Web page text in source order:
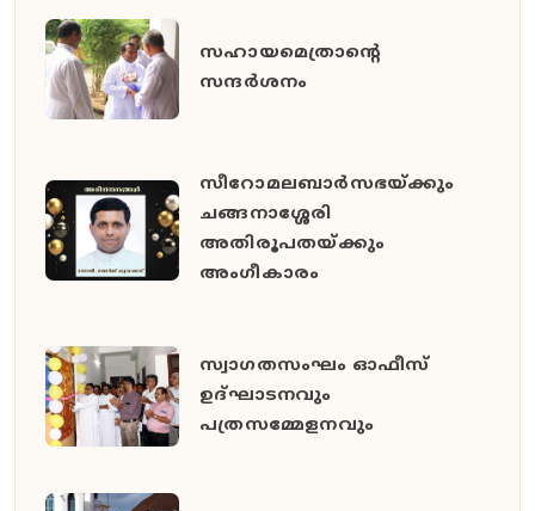
സഹായമെത്രാന്റെ
സന്ദർശനം
സീറോമലബാർസഭയ്ക്കും
ചങ്ങനാശ്ശേരി
അതിരൂപതയ്ക്കും
അംഗീകാരം
സ്വാഗതസംഘം ഓഫീസ്
ഉദ്ഘാടനവും
പത്രസമ്മേളനവും